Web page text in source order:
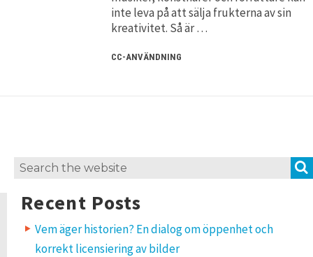
inte leva på att sälja frukterna av sin
kreativitet. Så är …
CC-ANVÄNDNING
Search
Recent Posts
Vem äger historien? En dialog om öppenhet och
korrekt licensiering av bilder